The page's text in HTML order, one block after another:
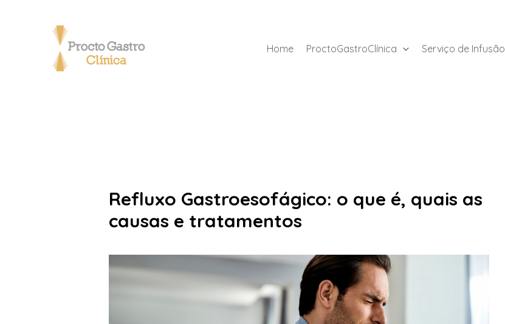
Home ProctoGastroClínica Serviço de Infusão
Refluxo Gastroesofágico: o que é, quais as
causas e tratamentos